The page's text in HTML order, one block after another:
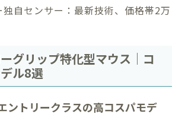
独自センサー：最新技術、価格帯2万
グリップ特化型マウス｜コ
ル8選
ントリークラスの高コスパモデ